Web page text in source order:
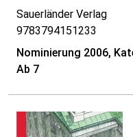
Sauerländer Verlag
9783794151233
Nominierung 2006,
Ab 7